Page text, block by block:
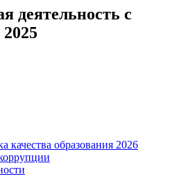
деятельность с
качества образования 2026